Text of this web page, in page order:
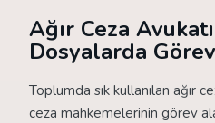
Ağır Ceza
Dosyalarda
Toplumda sık kullanılan ağır
ceza mahkemelerinin görev